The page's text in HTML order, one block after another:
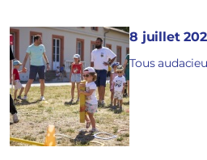
8 juillet
Tous